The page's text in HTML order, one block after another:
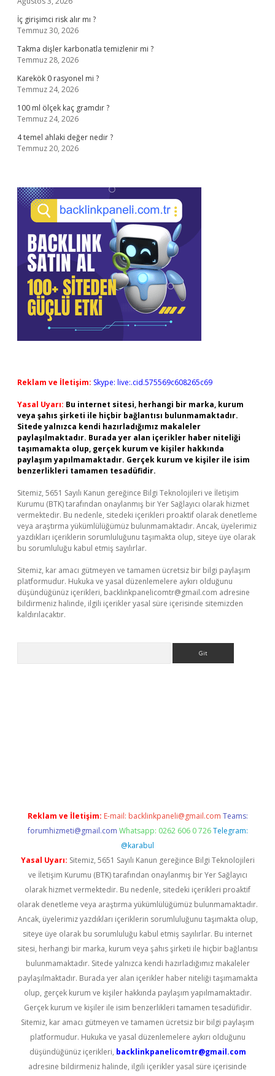
İç girişimci risk alır mı ?
Temmuz 30, 2026
Takma dişler karbonatla temizlenir mi ?
Temmuz 28, 2026
Karekök 0 rasyonel mi ?
Temmuz 24, 2026
100 ml ölçek kaç gramdır ?
Temmuz 24, 2026
4 temel ahlaki değer nedir ?
Temmuz 20, 2026
Reklam ve İletişim: Skype: live:.cid.575569c608265c69
Yasal Uyarı: Bu internet sitesi, herhangi bir marka, kurum
veya şahıs şirketi ile hiçbir bağlantısı bulunmamaktadır.
Sitede yalnızca kendi hazırladığımız makaleler
paylaşılmaktadır. Burada yer alan içerikler haber niteliği
taşımamakta olup, gerçek kurum ve kişiler hakkında
paylaşım yapılmamaktadır. Gerçek kurum ve kişiler ile isim
benzerlikleri tamamen tesadüfidir.
Sitemiz, 5651 Sayılı Kanun gereğince Bilgi Teknolojileri ve İletişim
Kurumu (BTK) tarafından onaylanmış bir Yer Sağlayıcı olarak hizmet
vermektedir. Bu nedenle, sitedeki içerikleri proaktif olarak denetleme
veya araştırma yükümlülüğümüz bulunmamaktadır. Ancak, üyelerimiz
yazdıkları içeriklerin sorumluluğunu taşımakta olup, siteye üye olarak
bu sorumluluğu kabul etmiş sayılırlar.
Sitemiz, kar amacı gütmeyen ve tamamen ücretsiz bir bilgi paylaşım
platformudur. Hukuka ve yasal düzenlemelere aykırı olduğunu
düşündüğünüz içerikleri, backlinkpanelicomtr@gmail.com adresine
bildirmeniz halinde, ilgili içerikler yasal süre içerisinde sitemizden
kaldırılacaktır.
Reklam ve İletişim: E-mail: backlinkpaneli@gmail.com Teams:
forumhizmeti@gmail.com Whatsapp: 0262 606 0 726 Telegram:
@karabul
Yasal Uyarı: Sitemiz, 5651 Sayılı Kanun gereğince Bilgi Teknolojileri
ve İletişim Kurumu (BTK) tarafından onaylanmış bir Yer Sağlayıcı
olarak hizmet vermektedir. Bu nedenle, sitedeki içerikleri proaktif
olarak denetleme veya araştırma yükümlülüğümüz bulunmamaktadır.
Ancak, üyelerimiz yazdıkları içeriklerin sorumluluğunu taşımakta olup,
siteye üye olarak bu sorumluluğu kabul etmiş sayılırlar. Bu internet
sitesi, herhangi bir marka, kurum veya şahıs şirketi ile hiçbir bağlantısı
bulunmamaktadır. Sitede yalnızca kendi hazırladığımız makaleler
paylaşılmaktadır. Burada yer alan içerikler haber niteliği taşımamakta
olup, gerçek kurum ve kişiler hakkında paylaşım yapılmamaktadır.
Gerçek kurum ve kişiler ile isim benzerlikleri tamamen tesadüfidir.
Sitemiz, kar amacı gütmeyen ve tamamen ücretsiz bir bilgi paylaşım
platformudur. Hukuka ve yasal düzenlemelere aykırı olduğunu
düşündüğünüz içerikleri, backlinkpanelicomtr@gmail.com
adresine bildirmeniz halinde, ilgili içerikler yasal süre içerisinde